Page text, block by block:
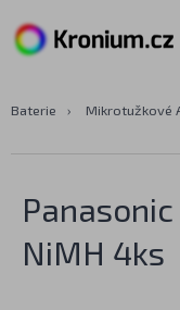
Baterie › Mikrotužkové
NiMH 4ks